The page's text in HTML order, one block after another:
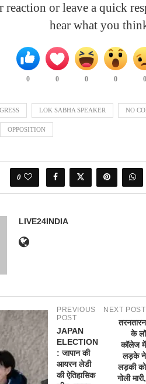
reaction or leave a quick
hear what you
0 0 0 0
LOK SABHA SPEAKER NO
OPPOSITION
0
LIVE24INDIA
PREVIOUS
POST
JAPAN
ELECTION
: जापान की
आयरन लेडी
की ऐतिहासिक
NEXT POST
तरनतारन
के लॉ
कॉलेज में
लड़के ने
लड़की को
गोली मारी,